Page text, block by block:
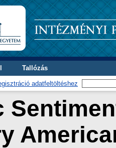
Tallózás
adatfeltöltéshez